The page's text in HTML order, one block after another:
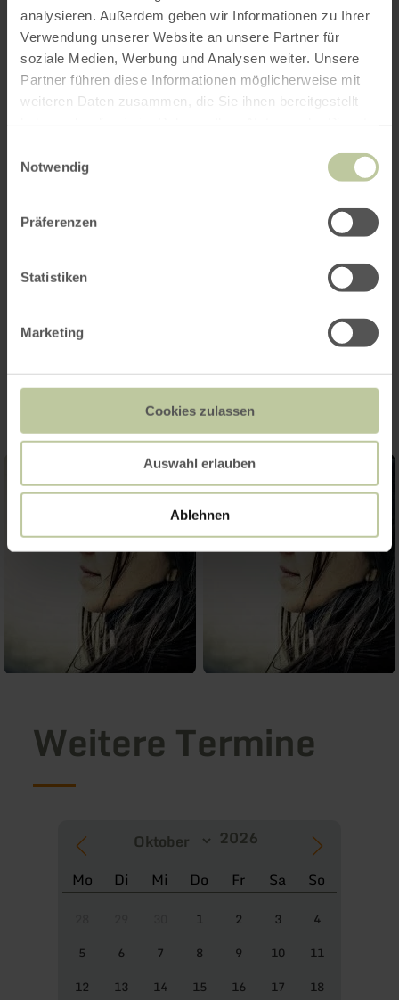
analysieren. Außerdem geben wir Informationen zu Ihrer
Verwendung unserer Website an unsere Partner für
soziale Medien, Werbung und Analysen weiter. Unsere
Partner führen diese Informationen möglicherweise mit
weiteren Daten zusammen, die Sie ihnen bereitgestellt
Notwendig
Präferenzen
Statistiken
Marketing
Cookies zulassen
Auswahl erlauben
Ablehnen
06571-96023
Ticket REGIONAL:www.ticket-regional.de, Tel.
0651-9790777
Ticket Regional gibt's auch in der Tourist-
Information, Marktplatz, Wittlich, Tel. 06571-
246624
Impressionen
Weitere Termine
Mo Di Mi Do Fr Sa So
1 2 3
4
5
6 7 8 9 10
11
12
13 14 15 16 17
18